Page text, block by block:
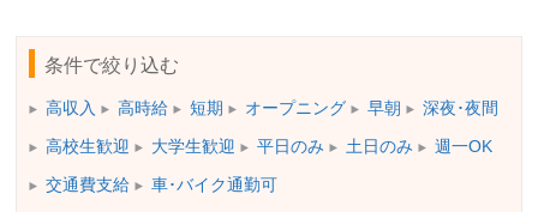
条件で絞り込む
高収入 高時給 短期 オープニング 早朝 深夜･夜間
高校生歓迎 大学生歓迎 平日のみ 土日のみ 週一OK
交通費支給 車･バイク通勤可